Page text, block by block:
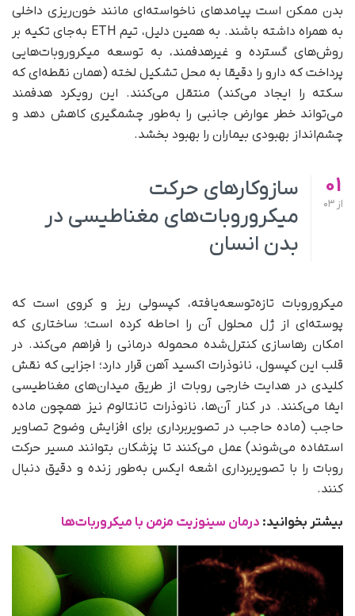
بدن ممکن است پیامدهای ناخواسته‌ای مانند خون‌ریزی داخلی
به همراه داشته باشند. به همین دلیل، تیم ETH به‌جای تکیه بر
روش‌های گسترده و غیرهدفمند، به توسعه میکروروبات‌هایی
پرداخت که دارو را دقیقا به محل تشکیل لخته (همان نقطه‌ای که
سکته را ایجاد می‌کند) منتقل می‌کنند. این رویکرد هدفمند
می‌تواند خطر عوارض جانبی را به‌طور چشمگیری کاهش دهد و
چشم‌انداز بهبودی بیماران را بهبود بخشد.
01
از
سازوکارهای حرکت
میکروروبات‌های مغناطیسی در
بدن انسان
میکروروبات تازه‌توسعه‌یافته، کپسولی ریز و کروی است که
پوسته‌ای از ژل محلول آن را احاطه کرده است؛ ساختاری که
امکان رهاسازی کنترل‌شده محموله درمانی را فراهم می‌کند. در
قلب این کپسول، نانوذرات اکسید آهن قرار دارد؛ اجزایی که نقش
کلیدی در هدایت خارجی روبات از طریق میدان‌های مغناطیسی
ایفا می‌کنند. در کنار آن‌ها، نانوذرات تانتالوم نیز همچون ماده
حاجب (ماده حاجب در تصویربرداری برای افزایش وضوح تصاویر
استفاده می‌شوند) عمل می‌کنند تا پزشکان بتوانند مسیر حرکت
روبات را با تصویربرداری اشعه ایکس به‌طور زنده و دقیق دنبال
کنند.
بیشتر بخوانید: درمان سینوزیت مزمن با میکروربات‌ها